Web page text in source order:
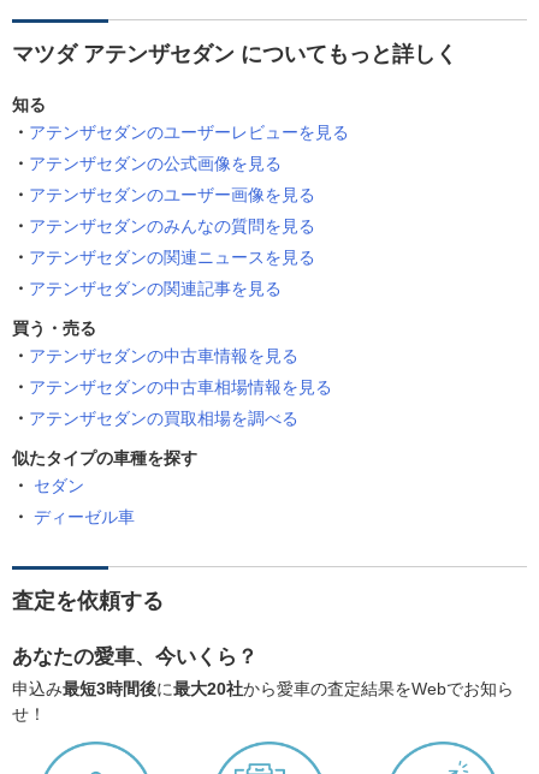
マツダ アテンザセダン についてもっと詳しく
知る
アテンザセダンのユーザーレビューを見る
アテンザセダンの公式画像を見る
アテンザセダンのユーザー画像を見る
アテンザセダンのみんなの質問を見る
アテンザセダンの関連ニュースを見る
アテンザセダンの関連記事を見る
買う・売る
アテンザセダンの中古車情報を見る
アテンザセダンの中古車相場情報を見る
アテンザセダンの買取相場を調べる
似たタイプの車種を探す
セダン
ディーゼル車
査定を依頼する
あなたの愛車、今いくら？
申込み最短3時間後に最大20社から愛車の査定結果をWebでお知ら
せ！